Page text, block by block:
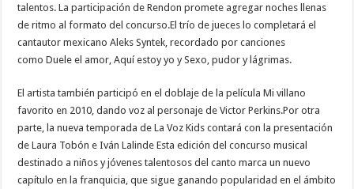
talentos. La participación de Rendon promete agregar noches llenas
de ritmo al formato del concurso.El trío de jueces lo completará el
cantautor mexicano Aleks Syntek, recordado por canciones
como Duele el amor, Aquí estoy yo y Sexo, pudor y lágrimas.
El artista también participó en el doblaje de la película Mi villano
favorito en 2010, dando voz al personaje de Victor Perkins.Por otra
parte, la nueva temporada de La Voz Kids contará con la presentación
de Laura Tobón e Iván Lalinde Esta edición del concurso musical
destinado a niños y jóvenes talentosos del canto marca un nuevo
capítulo en la franquicia, que sigue ganando popularidad en el ámbito